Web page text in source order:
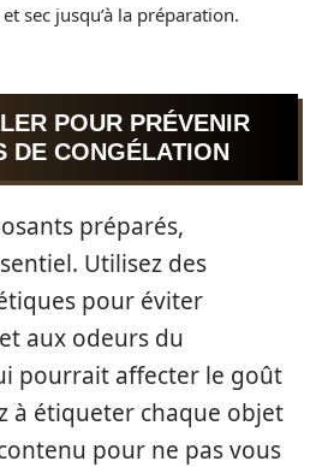
sec jusqu’à la préparation.
POUR PRÉVENIR
DE CONGÉLATION
préparés,
Utilisez des
pour éviter
aux odeurs du
pourrait affecter le goût
à étiqueter chaque objet
pour ne pas vous